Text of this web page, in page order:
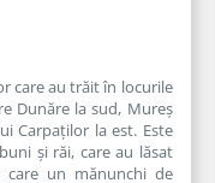
care au trăit în locurile
Dunăre la sud, Mureș
Carpaților la est. Este
și răi, care au lăsat
care un mănunchi de